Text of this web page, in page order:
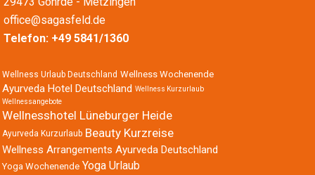
office@sagasfeld.de
Telefon: +49 5841/1360
Wellness Urlaub Deutschland Wellness Wochenende
Ayurveda Hotel Deutschland Wellness Kurzurlaub
Wellnessangebote
Wellnesshotel Lüneburger Heide
Ayurveda Kurzurlaub Beauty Kurzreise
Wellness Arrangements Ayurveda Deutschland
Yoga Wochenende Yoga Urlaub